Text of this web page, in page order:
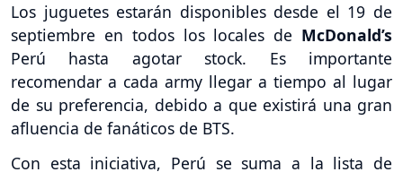
Los juguetes estarán disponibles desde el 19 de
septiembre en todos los locales de McDonald’s
Perú hasta agotar stock. Es importante
recomendar a cada army llegar a tiempo al lugar
de su preferencia, debido a que existirá una gran
afluencia de fanáticos de BTS.
Con esta iniciativa, Perú se suma a la lista de